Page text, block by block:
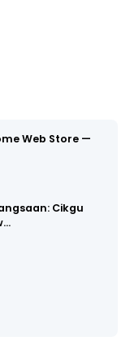
Web Store —
Cikgu